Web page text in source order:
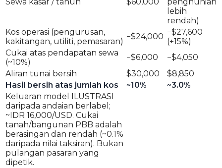
lebih
rendah)
Kos operasi (pengurusan,
kakitangan, utiliti, pemasaran)
−$24,000 −$27,600
(+15%)
Cukai atas pendapatan sewa
(~10%)
−$6,000
−$4,050
Aliran tunai bersih
$30,000
$8,850
Hasil bersih atas jumlah kos
~10%
~3.0%
Keluaran model ILUSTRASI
daripada andaian berlabel;
~IDR 16,000/USD. Cukai
tanah/bangunan PBB adalah
berasingan dan rendah (~0.1%
daripada nilai taksiran). Bukan
pulangan pasaran yang
dipetik.